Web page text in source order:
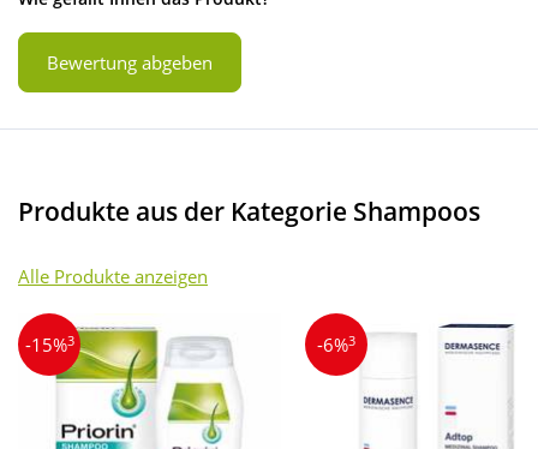
Bewertung abgeben
Produkte aus der Kategorie Shampoos
Alle Produkte anzeigen
-15%3 -6%3